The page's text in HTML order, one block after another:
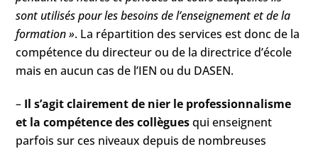
sont utilisés pour les besoins de l’enseignement et de la
formation ». La répartition des services est donc de la
compétence du directeur ou de la directrice d’école
mais en aucun cas de l’IEN ou du DASEN.
– Il s’agit clairement de nier le professionnalisme
et la compétence des collèguesqui enseignent
parfois sur ces niveaux depuis de nombreuses